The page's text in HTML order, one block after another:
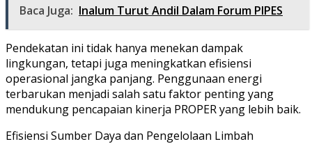
Baca Juga: Inalum Turut Andil Dalam Forum PIPES
Pendekatan ini tidak hanya menekan dampak
lingkungan, tetapi juga meningkatkan efisiensi
operasional jangka panjang. Penggunaan energi
terbarukan menjadi salah satu faktor penting yang
mendukung pencapaian kinerja PROPER yang lebih baik.
Efisiensi Sumber Daya dan Pengelolaan Limbah